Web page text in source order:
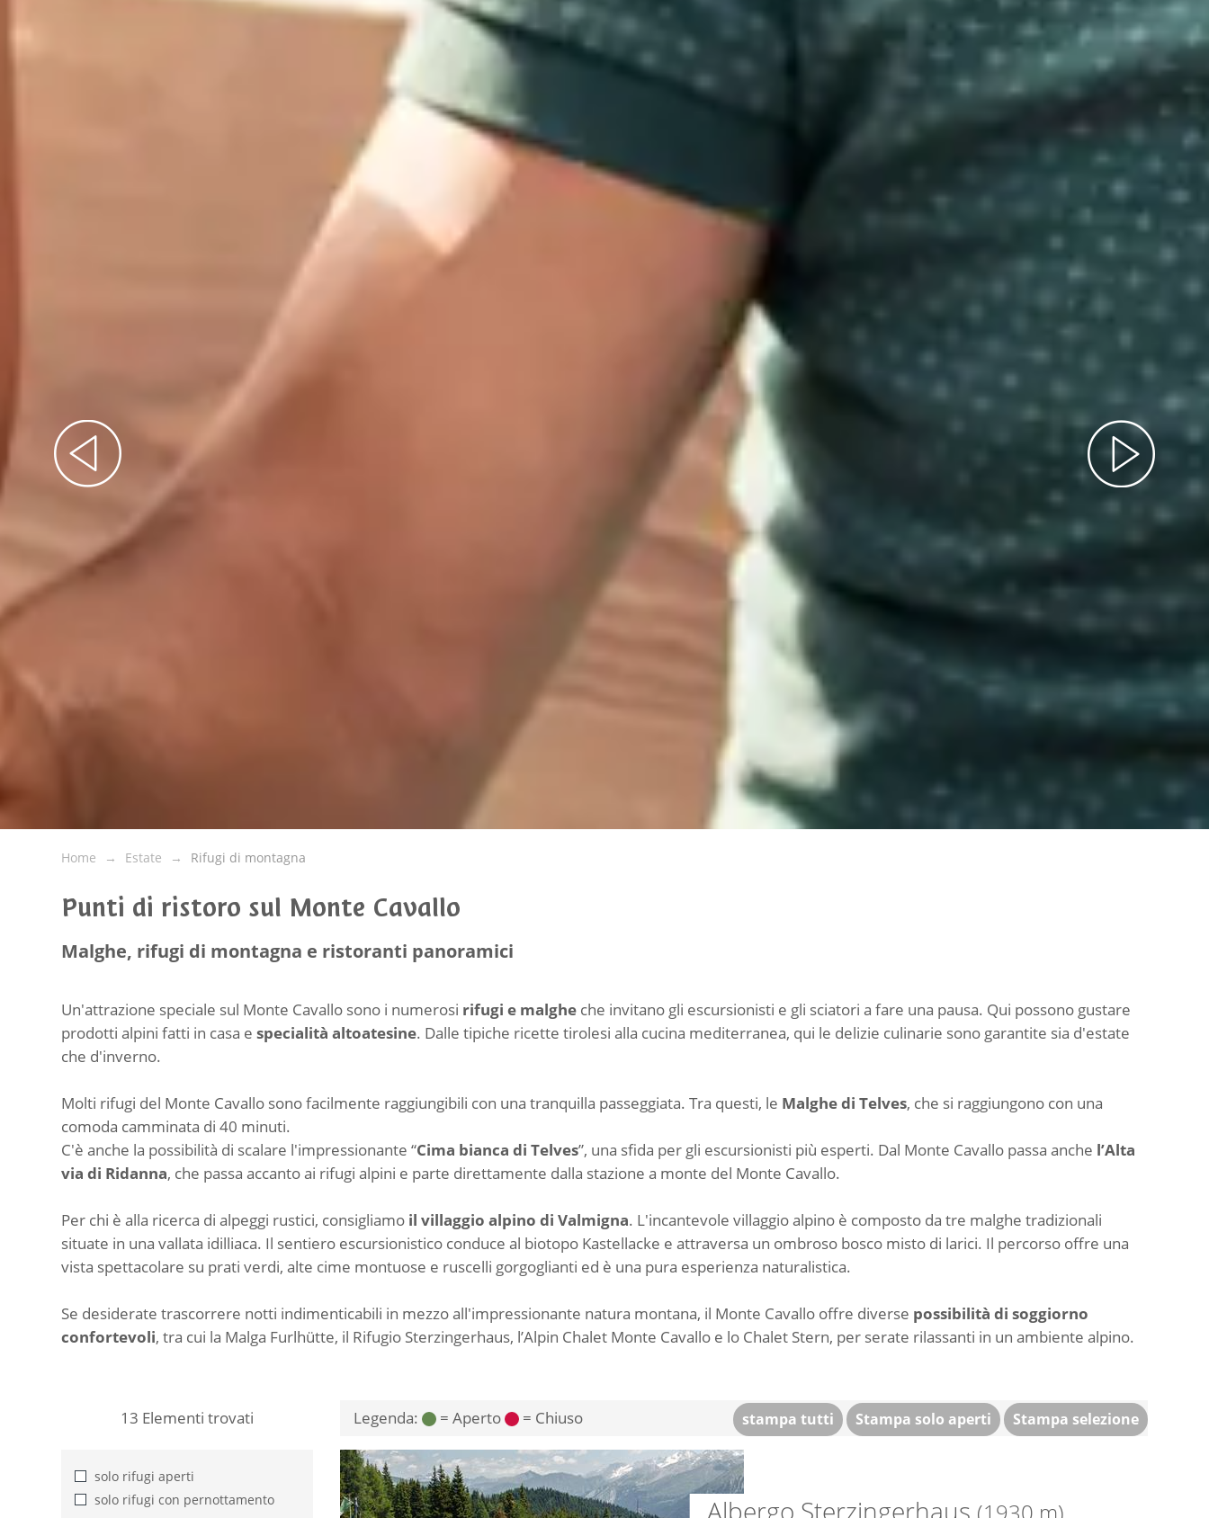
Home Estate Rifugi di montagna
Punti di ristoro sul Monte Cavallo
Malghe, rifugi di montagna e ristoranti panoramici
Un'attrazione speciale sul Monte Cavallo sono i numerosi rifugi e malghe che invitano gli escursionisti e gli sciatori a fare una pausa. Qui possono gustare
prodotti alpini fatti in casa e specialità altoatesine. Dalle tipiche ricette tirolesi alla cucina mediterranea, qui le delizie culinarie sono garantite sia d'estate
che d'inverno.
Molti rifugi del Monte Cavallo sono facilmente raggiungibili con una tranquilla passeggiata. Tra questi, le Malghe di Telves, che si raggiungono con una
comoda camminata di 40 minuti.
C'è anche la possibilità di scalare l'impressionante “Cima bianca di Telves”, una sfida per gli escursionisti più esperti. Dal Monte Cavallo passa anche l’Alta
via di Ridanna, che passa accanto ai rifugi alpini e parte direttamente dalla stazione a monte del Monte Cavallo.
Per chi è alla ricerca di alpeggi rustici, consigliamo il villaggio alpino di Valmigna. L'incantevole villaggio alpino è composto da tre malghe tradizionali
situate in una vallata idilliaca. Il sentiero escursionistico conduce al biotopo Kastellacke e attraversa un ombroso bosco misto di larici. Il percorso offre una
vista spettacolare su prati verdi, alte cime montuose e ruscelli gorgoglianti ed è una pura esperienza naturalistica.
Se desiderate trascorrere notti indimenticabili in mezzo all'impressionante natura montana, il Monte Cavallo offre diverse possibilità di soggiorno
confortevoli, tra cui la Malga Furlhütte, il Rifugio Sterzingerhaus, l’Alpin Chalet Monte Cavallo e lo Chalet Stern, per serate rilassanti in un ambiente alpino.
13 Elementi trovati
solo rifugi aperti
solo rifugi con pernottamento
stampa tutti Stampa solo aperti Stampa selezione
Legenda: = Aperto = Chiuso
Albergo Sterzingerhaus